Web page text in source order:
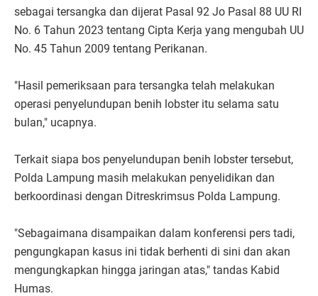
sebagai tersangka dan dijerat Pasal 92 Jo Pasal 88 UU RI
No. 6 Tahun 2023 tentang Cipta Kerja yang mengubah UU
No. 45 Tahun 2009 tentang Perikanan.
"Hasil pemeriksaan para tersangka telah melakukan
operasi penyelundupan benih lobster itu selama satu
bulan," ucapnya.
Terkait siapa bos penyelundupan benih lobster tersebut,
Polda Lampung masih melakukan penyelidikan dan
berkoordinasi dengan Ditreskrimsus Polda Lampung.
"Sebagaimana disampaikan dalam konferensi pers tadi,
pengungkapan kasus ini tidak berhenti di sini dan akan
mengungkapkan hingga jaringan atas," tandas Kabid
Humas.